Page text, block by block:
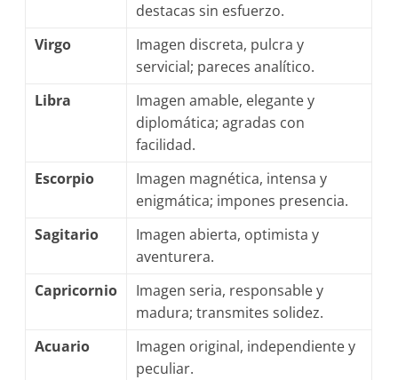
destacas sin esfuerzo.
Virgo
Imagen discreta, pulcra y
servicial; pareces analítico.
Libra
Imagen amable, elegante y
diplomática; agradas con
facilidad.
Escorpio
Imagen magnética, intensa y
enigmática; impones presencia.
Sagitario
Imagen abierta, optimista y
aventurera.
Capricornio
Imagen seria, responsable y
madura; transmites solidez.
Acuario
Imagen original, independiente y
peculiar.